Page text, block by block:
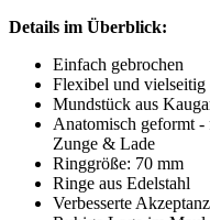
Details im Überblick:
Einfach gebrochen
Flexibel und vielseitig
Mundstück aus
Anatomisch geformt
Zunge & Lade
Ringgröße: 70 mm
Ringe aus Edelstahl
Verbesserte